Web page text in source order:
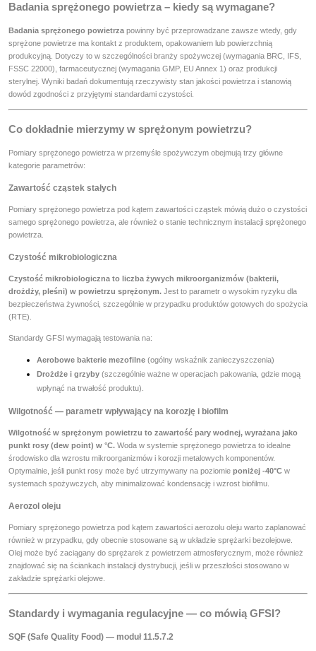
Badania sprężonego powietrza – kiedy są wymagane?
Badania sprężonego powietrza powinny być przeprowadzane zawsze wtedy, gdy
sprężone powietrze ma kontakt z produktem, opakowaniem lub powierzchnią
produkcyjną. Dotyczy to w szczególności branży spożywczej (wymagania BRC, IFS,
FSSC 22000), farmaceutycznej (wymagania GMP, EU Annex 1) oraz produkcji
sterylnej. Wyniki badań dokumentują rzeczywisty stan jakości powietrza i stanowią
dowód zgodności z przyjętymi standardami czystości.
Co dokładnie mierzymy w sprężonym powietrzu?
Pomiary sprężonego powietrza w przemyśle spożywczym obejmują trzy główne
kategorie parametrów:
Zawartość cząstek stałych
Pomiary sprężonego powietrza pod kątem zawartości cząstek mówią dużo o czystości
samego sprężonego powietrza, ale również o stanie technicznym instalacji sprężonego
powietrza.
Czystość mikrobiologiczna
Czystość mikrobiologiczna to liczba żywych mikroorganizmów (bakterii,
drożdży, pleśni) w powietrzu sprężonym. Jest to parametr o wysokim ryzyku dla
bezpieczeństwa żywności, szczególnie w przypadku produktów gotowych do spożycia
(RTE).
Standardy GFSI wymagają testowania na:
Aerobowe bakterie mezofilne (ogólny wskaźnik zanieczyszczenia)
Drożdże i grzyby (szczególnie ważne w operacjach pakowania, gdzie mogą
wpłynąć na trwałość produktu).
Wilgotność — parametr wpływający na korozję i biofilm
Wilgotność w sprężonym powietrzu to zawartość pary wodnej, wyrażana jako
punkt rosy (dew point) w °C. Woda w systemie sprężonego powietrza to idealne
środowisko dla wzrostu mikroorganizmów i korozji metalowych komponentów.
Optymalnie, jeśli punkt rosy może być utrzymywany na poziomie poniżej -40°C w
systemach spożywczych, aby minimalizować kondensację i wzrost biofilmu.
Aerozol oleju
Pomiary sprężonego powietrza pod kątem zawartości aerozolu oleju warto zaplanować
również w przypadku, gdy obecnie stosowane są w układzie sprężarki bezolejowe.
Olej może być zaciągany do sprężarek z powietrzem atmosferycznym, może również
znajdować się na ściankach instalacji dystrybucji, jeśli w przeszłości stosowano w
zakładzie sprężarki olejowe.
Standardy i wymagania regulacyjne — co mówią GFSI?
SQF (Safe Quality Food) — moduł 11.5.7.2